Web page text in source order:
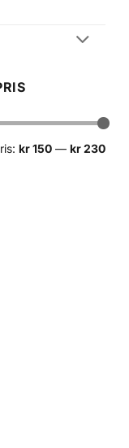
kr 150 — kr 230